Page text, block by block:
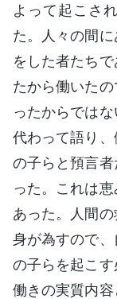
よって起こさ
た。人々の間
をした者たち
たから働いた
ったからでは
代わって語り
の子らと預言
った。これは
あった。人間
身が為すので
の子らを起こ
働きの実質内